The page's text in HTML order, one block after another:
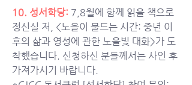
10. 성서학당: 7,8월에 함께 읽을 책으로
정신실 저, <노을이 물드는 시간: 중년 이
후의 삶과 영성에 관한 노을빛 대화>가 도
착했습니다. 신청하신 분들께서는 사인 후
가져가시기 바랍니다.